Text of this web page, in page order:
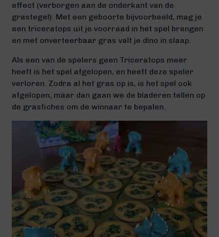
effect (verborgen aan de onderkant van de
grastegel). Met een geboorte bijvoorbeeld, mag je
een triceratops uit je voorraad in het spel brengen
en met onverteerbaar gras valt je dino in slaap.
Als een van de spelers geen Triceratops meer
heeft is het spel afgelopen, en heeft deze speler
verloren. Zodra al het gras op is, is het spel ook
afgelopen, maar dan gaan we de bladeren tellen op
de grasfiches om de winnaar te bepalen.